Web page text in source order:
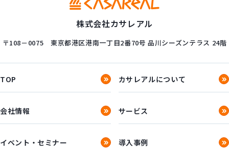
株式会社カサレアル
〒108－0075 東京都港区港南一丁目2番70号 品川シーズンテラス 24階
TOP カサレアルについて
会社情報 サービス
イベント・セミナー 導入事例